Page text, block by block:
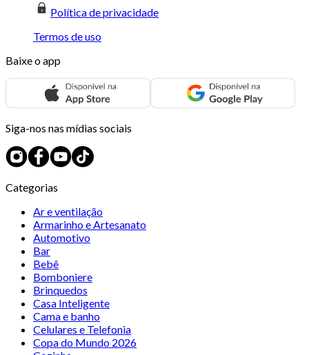
Política de privacidade
Termos de uso
Baixe o app
Siga-nos nas mídias sociais
Categorias
Ar e ventilação
Armarinho e Artesanato
Automotivo
Bar
Bebê
Bomboniere
Brinquedos
Casa Inteligente
Cama e banho
Celulares e Telefonia
Copa do Mundo 2026